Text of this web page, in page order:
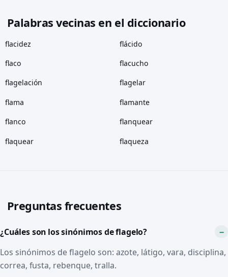
Palabras vecinas en el diccionario
flacidez flácido
flaco flacucho
flagelación flagelar
flama flamante
flanco flanquear
flaquear flaqueza
Preguntas frecuentes
¿Cuáles son los sinónimos de flagelo?
Los sinónimos de flagelo son: azote, látigo, vara, disciplina,
correa, fusta, rebenque, tralla.